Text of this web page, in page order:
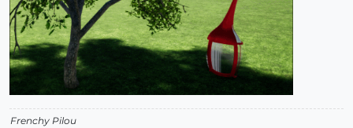
Frenchy Pilou